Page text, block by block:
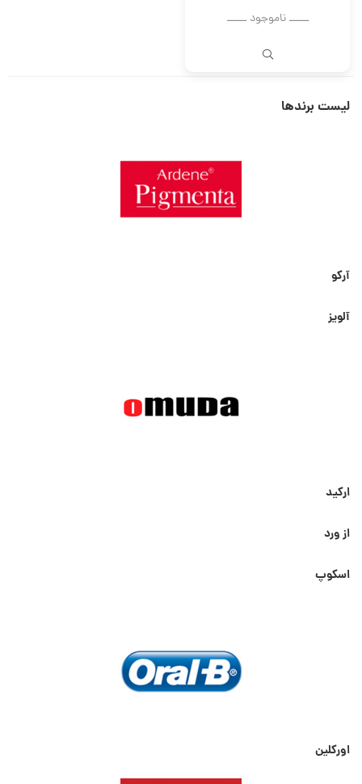
ــــــ ناموجود ــــــ
لیست برندها
آرکو
آلویز
ارکید
از ورد
اسکوپ
اورکلین